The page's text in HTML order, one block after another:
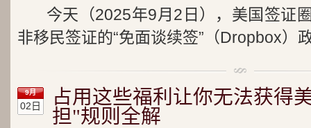
今天（2025年9月2日），美国签证
非移民签证的“免面谈续签”（Dropbox）
9月
02日
占用这些福利让你无法获得
担"规则全解